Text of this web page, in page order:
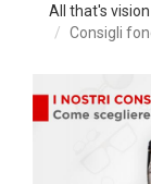
All that's vision
Consigli